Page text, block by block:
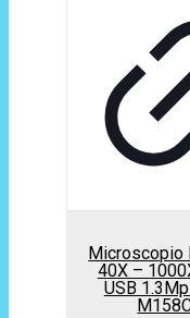
Microscopio
40X –
USB